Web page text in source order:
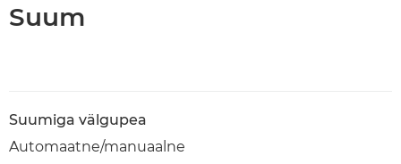
Suum
Suumiga välgupea
Automaatne/manuaalne